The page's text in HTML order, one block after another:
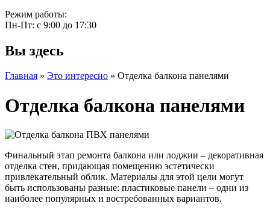
Режим работы:
Пн-Пт: с 9:00 до 17:30
Вы здесь
Главная » Это интересно » Отделка балкона панелями
Отделка балкона панелями
Финальный этап ремонта балкона или лоджии – декоративная
отделка стен, придающая помещению эстетически
привлекательный облик. Материалы для этой цели могут
быть использованы разные: пластиковые панели – одни из
наиболее популярных и востребованных вариантов.